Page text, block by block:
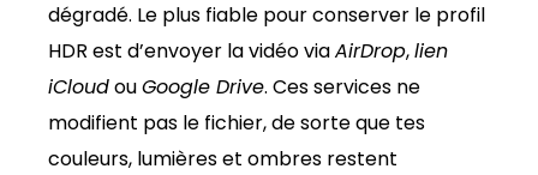
dégradé. Le plus fiable pour conserver le profil
HDR est d’envoyer la vidéo viaAirDrop,lien
iCloudouGoogle Drive. Ces services ne
modifient pas le fichier, de sorte que tes
couleurs, lumières et ombres restent